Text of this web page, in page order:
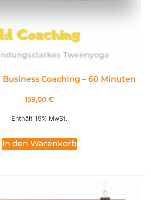
Business Coaching – 60 Minuten
159,00 €
Enthält 19% MwSt.
In den Warenkorb